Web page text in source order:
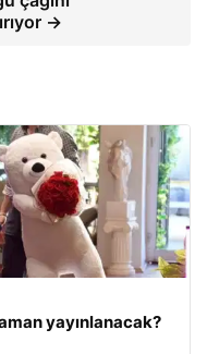
→
yayınlanacak?